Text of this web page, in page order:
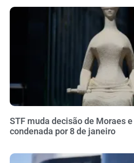
STF muda decisão de Moraes
condenada por 8 de janeiro